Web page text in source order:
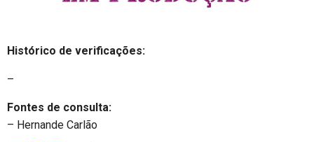
Histórico de verificações:
–
Fontes de consulta:
– Hernande Carlão